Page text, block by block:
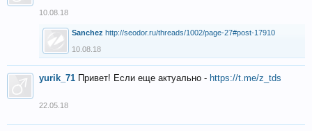
10.08.18
Sanchez http://seodor.ru/threads/1002/page-27#post-17910
10.08.18
yurik_71 Привет! Если еще актуально - https://t.me/z_tds
22.05.18